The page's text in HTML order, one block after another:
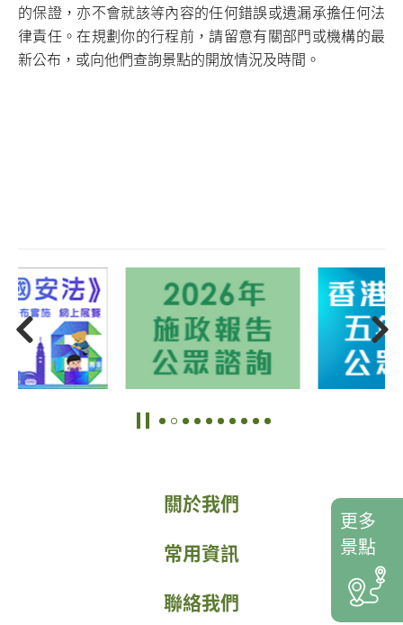
的保證，亦不會就該等內容的任何錯誤或遺漏承擔任何法
律責任。在規劃你的行程前，請留意有關部門或機構的最
新公布，或向他們查詢景點的開放情況及時間。
關於我們
常用資訊
聯絡我們
更多
景點